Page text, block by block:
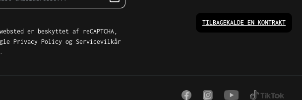
er beskyttet af reCAPTCHA,
Privacy Policy og Servicevilkår
TILBAGEKALDE EN KONTRAKT